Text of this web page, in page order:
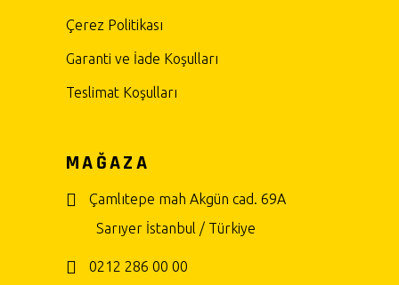
Çerez Politikası
Garanti ve İade Koşulları
Teslimat Koşulları
MAĞAZA
Çamlıtepe mah Akgün cad. 69A
Sarıyer İstanbul / Türkiye
0212 286 00 00